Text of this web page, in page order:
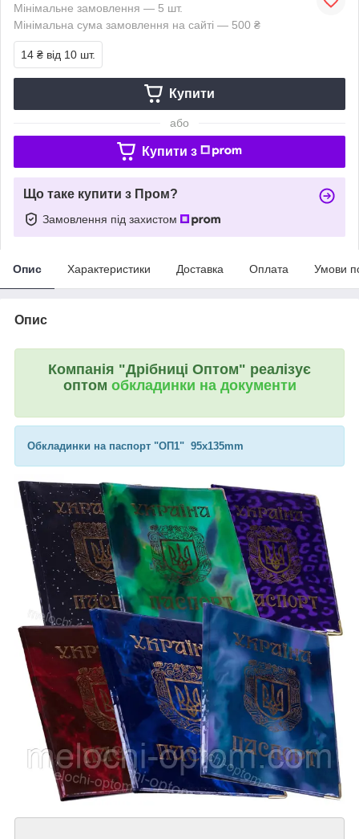
Мінімальне замовлення — 5 шт.
Мінімальна сума замовлення на сайті — 500 ₴
14 ₴ від 10 шт.
Купити
або
Купити з
Що таке купити з Пром?
Замовлення під захистом
Опис Характеристики Доставка Оплата Умови
Опис
Компанія "Дрібниці Оптом" реалізує
оптом обкладинки на документи
Обкладинки на паспорт "ОП1" 95х135mm